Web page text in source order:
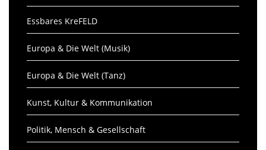
Essbares KreFELD
Europa & Die Welt (Musik)
Europa & Die Welt (Tanz)
Kunst, Kultur & Kommunikation
Politik, Mensch & Gesellschaft